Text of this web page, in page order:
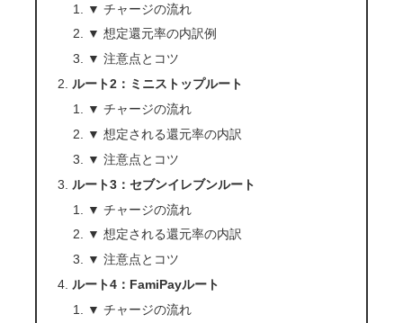
▼ チャージの流れ
▼ 想定還元率の内訳例
▼ 注意点とコツ
ルート2：ミニストップルート
▼ チャージの流れ
▼ 想定される還元率の内訳
▼ 注意点とコツ
ルート3：セブンイレブンルート
▼ チャージの流れ
▼ 想定される還元率の内訳
▼ 注意点とコツ
ルート4：FamiPayルート
▼ チャージの流れ